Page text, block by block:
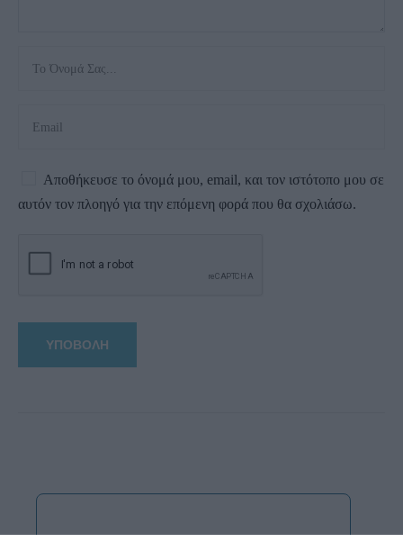
Αποθήκευσε το όνομά μου, email, και τον ιστότοπο μου σε
αυτόν τον πλοηγό για την επόμενη φορά που θα σχολιάσω.